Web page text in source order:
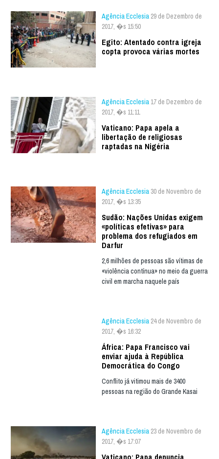
Agência Ecclesia 29 de Dezembro de
2017, �s 15:50
Egito: Atentado contra igreja
copta provoca várias mortes
Agência Ecclesia 17 de Dezembro de
2017, �s 11:11
Vaticano: Papa apela a
libertação de religiosas
raptadas na Nigéria
Agência Ecclesia 30 de Novembro de
2017, �s 13:35
Sudão: Nações Unidas exigem
«políticas efetivas» para
problema dos refugiados em
Darfur
2,6 milhões de pessoas são vítimas de
«violência contínua» no meio da guerra
civil em marcha naquele país
Agência Ecclesia 24 de Novembro de
2017, �s 16:32
África: Papa Francisco vai
enviar ajuda à República
Democrática do Congo
Conflito já vitimou mais de 3400
pessoas na região do Grande Kasai
Agência Ecclesia 23 de Novembro de
2017, �s 17:07